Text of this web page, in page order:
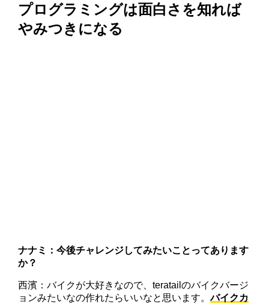
プログラミングは面白さを知れば
やみつきになる
ナナミ：今後チャレンジしてみたいことってあります
か？
西濱：バイクが大好きなので、teratailのバイクバージ
ョンみたいなの作れたらいいなと思います。バイクカ